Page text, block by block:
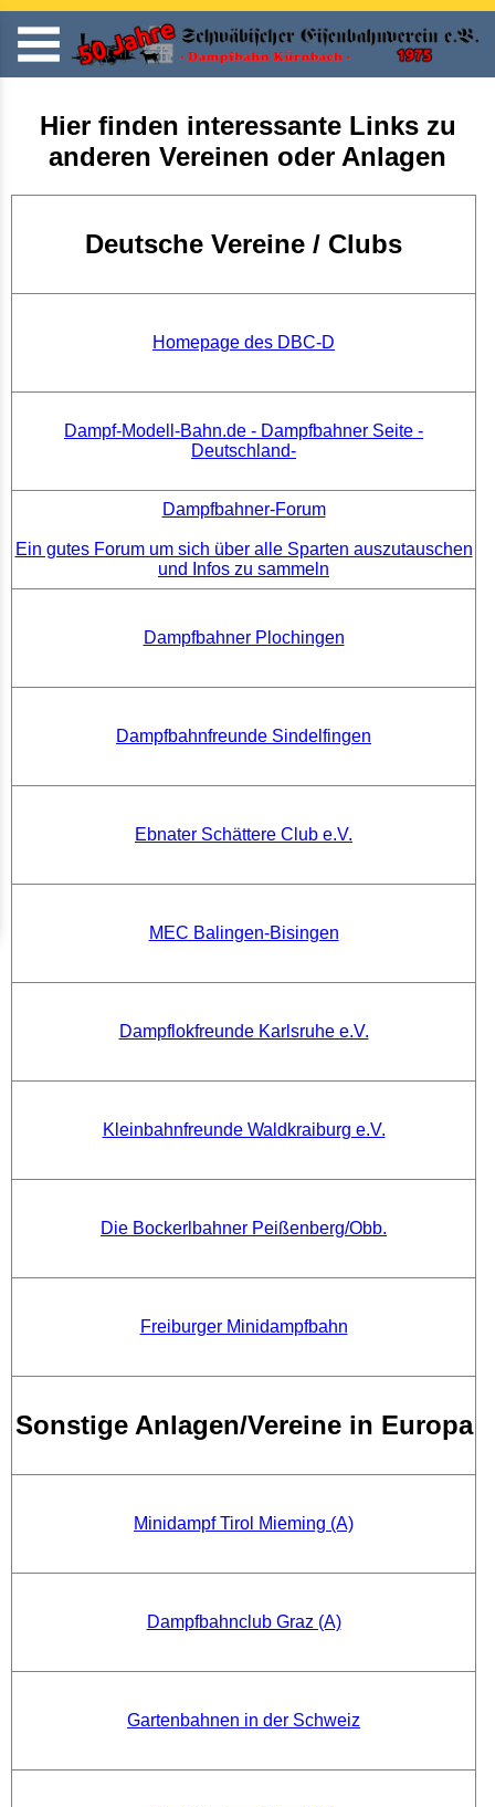
Hier finden interessante Links zu
anderen Vereinen oder Anlagen
Deutsche Vereine / Clubs
Homepage des DBC-D
Dampf-Modell-Bahn.de - Dampfbahner Seite -
Deutschland-
Dampfbahner-Forum
Ein gutes Forum um sich über alle Sparten auszutauschen
und Infos zu sammeln
Dampfbahner Plochingen
Dampfbahnfreunde Sindelfingen
Ebnater Schättere Club e.V.
MEC Balingen-Bisingen
Dampflokfreunde Karlsruhe e.V.
Kleinbahnfreunde Waldkraiburg e.V.
Die Bockerlbahner Peißenberg/Obb.
Freiburger Minidampfbahn
Sonstige Anlagen/Vereine in Europa
Minidampf Tirol Mieming (A)
Dampfbahnclub Graz (A)
Gartenbahnen in der Schweiz